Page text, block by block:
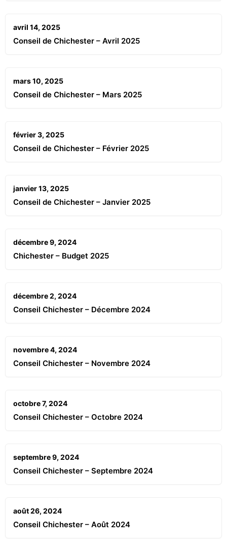
avril 14, 2025
Conseil de Chichester – Avril 2025
mars 10, 2025
Conseil de Chichester – Mars 2025
février 3, 2025
Conseil de Chichester – Février 2025
janvier 13, 2025
Conseil de Chichester – Janvier 2025
décembre 9, 2024
Chichester – Budget 2025
décembre 2, 2024
Conseil Chichester – Décembre 2024
novembre 4, 2024
Conseil Chichester – Novembre 2024
octobre 7, 2024
Conseil Chichester – Octobre 2024
septembre 9, 2024
Conseil Chichester – Septembre 2024
août 26, 2024
Conseil Chichester – Août 2024